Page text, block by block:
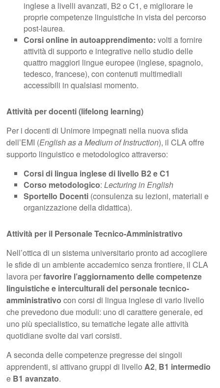
inglese a livelli avanzati, B2 o C1, e migliorare le
proprie competenze linguistiche in vista del percorso
post-laurea.
Corsi online in autoapprendimento:volti a fornire
attività di supporto e integrative nello studio delle
quattro maggiori lingue europee (inglese, spagnolo,
tedesco, francese), con contenuti multimediali
accessibili in qualsiasi momento.
Attività per docenti (lifelong learning)
Per i docenti di Unimore impegnati nella nuova sfida
dell’EMI (English as a Medium of Instruction), il CLA offre
supporto linguistico e metodologico attraverso:
Corsi di lingua inglese di livello B2 e C1
Corso metodologico:Lecturing in English
Sportello Docenti (consulenza su lezioni, materiali e
organizzazione della didattica).
Attività per il Personale Tecnico-Amministrativo
Nell’ottica di un sistema universitario pronto ad accogliere
le sfide di un ambiente accademico senza frontiere, il CLA
lavora perfavorire l’aggiornamento delle competenze
linguistiche e interculturali del personale tecnico-
amministrativo con corsi di lingua inglese di vario livello
che prevedono due moduli: uno di carattere generale, ed
uno più specialistico, su tematiche legate alle attività
quotidiane svolte dai vari corsisti.
A seconda delle competenze pregresse dei singoli
apprendenti, si attivano gruppi di livelloA2, B1 intermedio
e B1 avanzato.